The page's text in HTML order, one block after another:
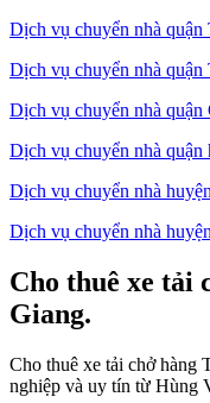
Dịch vụ chuyển nhà quận
Dịch vụ chuyển nhà quận
Dịch vụ chuyển nhà quận
Dịch vụ chuyển nhà quận
Dịch vụ chuyển nhà
Dịch vụ chuyển nhà
Cho thuê xe tải
Giang.
Cho thuê xe tải chở hàng
nghiệp và uy tín từ Hùng